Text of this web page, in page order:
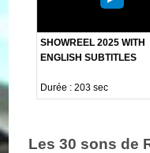
SHOWREEL 2025 WITH
ENGLISH SUBTITLES
Durée : 203 sec
Les 30 sons de